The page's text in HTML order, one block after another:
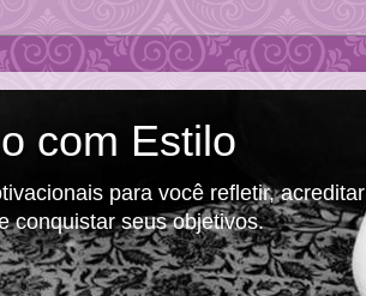
com Estilo
para você refletir, acreditar
conquistar seus objetivos.